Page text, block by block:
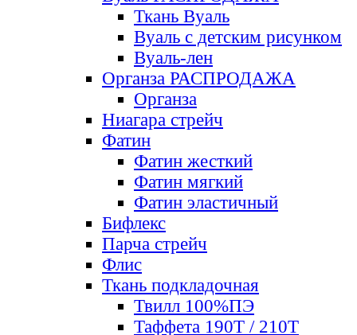
Ткань Вуаль
Вуаль с детским рисунком
Вуаль-лен
Органза РАСПРОДАЖА
Органза
Ниагара стрейч
Фатин
Фатин жесткий
Фатин мягкий
Фатин элаcтичный
Бифлекс
Парча стрейч
Флис
Ткань подкладочная
Твилл 100%ПЭ
Таффета 190Т / 210Т